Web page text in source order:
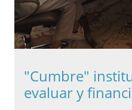
"Cumbre"
evaluar y